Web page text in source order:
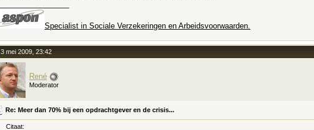
Specialist in Sociale Verzekeringen en Arbeidsvoorwaarden.
3 mei 2009, 23:42
René
Moderator
Re: Meer dan 70% bij een opdrachtgever en de crisis...
Citaat: